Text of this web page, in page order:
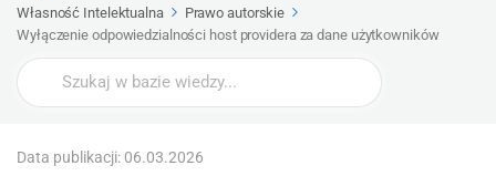
Własność Intelektualna
Prawo autorskie
Wyłączenie odpowiedzialności host providera za dane użytkowników
Wyszukaj
Data publikacji: 06.03.2026